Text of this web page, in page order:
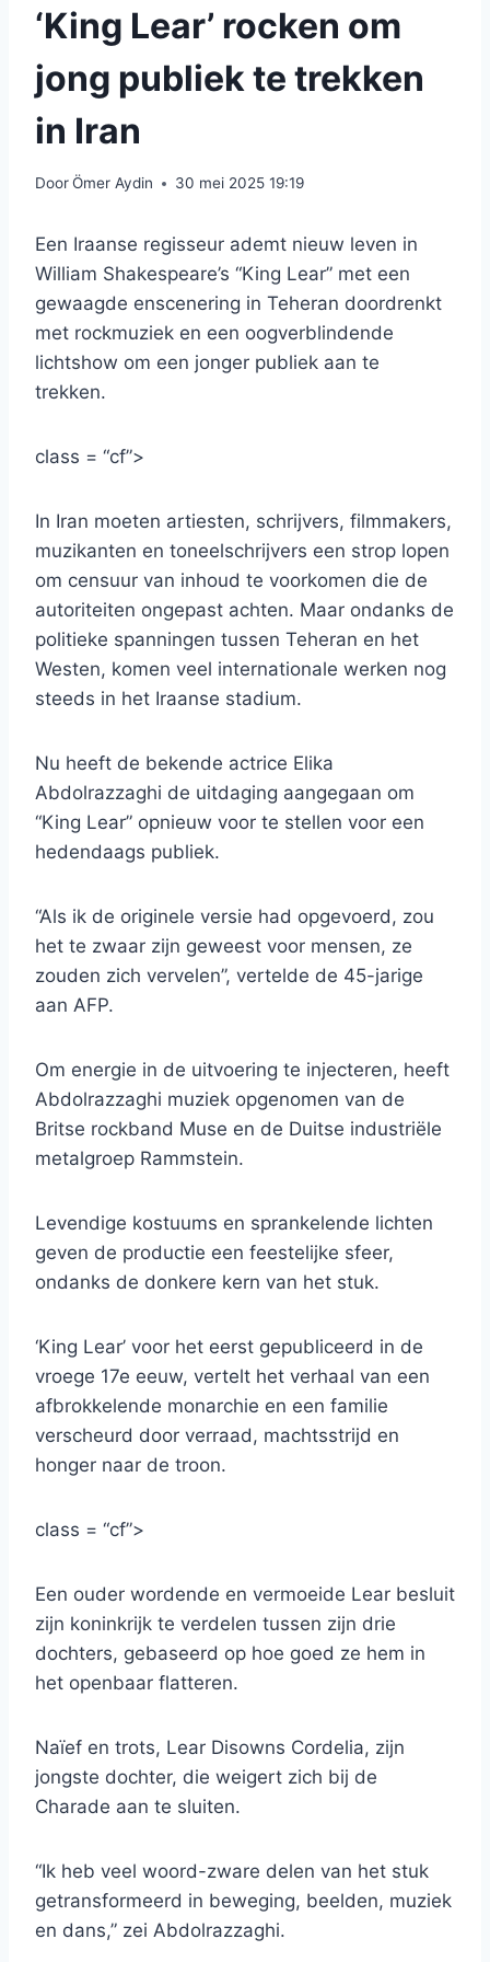
‘King Lear’ rocken om
jong publiek te trekken
in Iran
DoorÖmer Aydin 30 mei 2025 19:19
Een Iraanse regisseur ademt nieuw leven in
William Shakespeare’s “King Lear” met een
gewaagde enscenering in Teheran doordrenkt
met rockmuziek en een oogverblindende
lichtshow om een ​​jonger publiek aan te
trekken.
class = “cf”>
In Iran moeten artiesten, schrijvers, filmmakers,
muzikanten en toneelschrijvers een strop lopen
om censuur van inhoud te voorkomen die de
autoriteiten ongepast achten. Maar ondanks de
politieke spanningen tussen Teheran en het
Westen, komen veel internationale werken nog
steeds in het Iraanse stadium.
Nu heeft de bekende actrice Elika
Abdolrazzaghi de uitdaging aangegaan om
“King Lear” opnieuw voor te stellen voor een
hedendaags publiek.
“Als ik de originele versie had opgevoerd, zou
het te zwaar zijn geweest voor mensen, ze
zouden zich vervelen”, vertelde de 45-jarige
aan AFP.
Om energie in de uitvoering te injecteren, heeft
Abdolrazzaghi muziek opgenomen van de
Britse rockband Muse en de Duitse industriële
metalgroep Rammstein.
Levendige kostuums en sprankelende lichten
geven de productie een feestelijke sfeer,
ondanks de donkere kern van het stuk.
‘King Lear’ voor het eerst gepubliceerd in de
vroege 17e eeuw, vertelt het verhaal van een
afbrokkelende monarchie en een familie
verscheurd door verraad, machtsstrijd en
honger naar de troon.
class = “cf”>
Een ouder wordende en vermoeide Lear besluit
zijn koninkrijk te verdelen tussen zijn drie
dochters, gebaseerd op hoe goed ze hem in
het openbaar flatteren.
Naïef en trots, Lear Disowns Cordelia, zijn
jongste dochter, die weigert zich bij de
Charade aan te sluiten.
“Ik heb veel woord-zware delen van het stuk
getransformeerd in beweging, beelden, muziek
en dans,” zei Abdolrazzaghi.